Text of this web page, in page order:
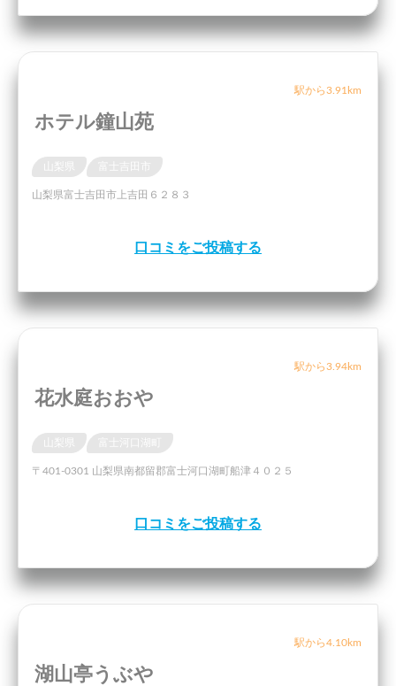
駅から3.91km
ホテル鐘山苑
山梨県
山梨県富士吉田市上吉田６２８３
口コミをご投稿する
駅から3.94km
花水庭おおや
山梨県
〒401-0301 山梨県南都留郡富士河口湖町船津４０２５
口コミをご投稿する
駅から4.10km
湖山亭うぶや